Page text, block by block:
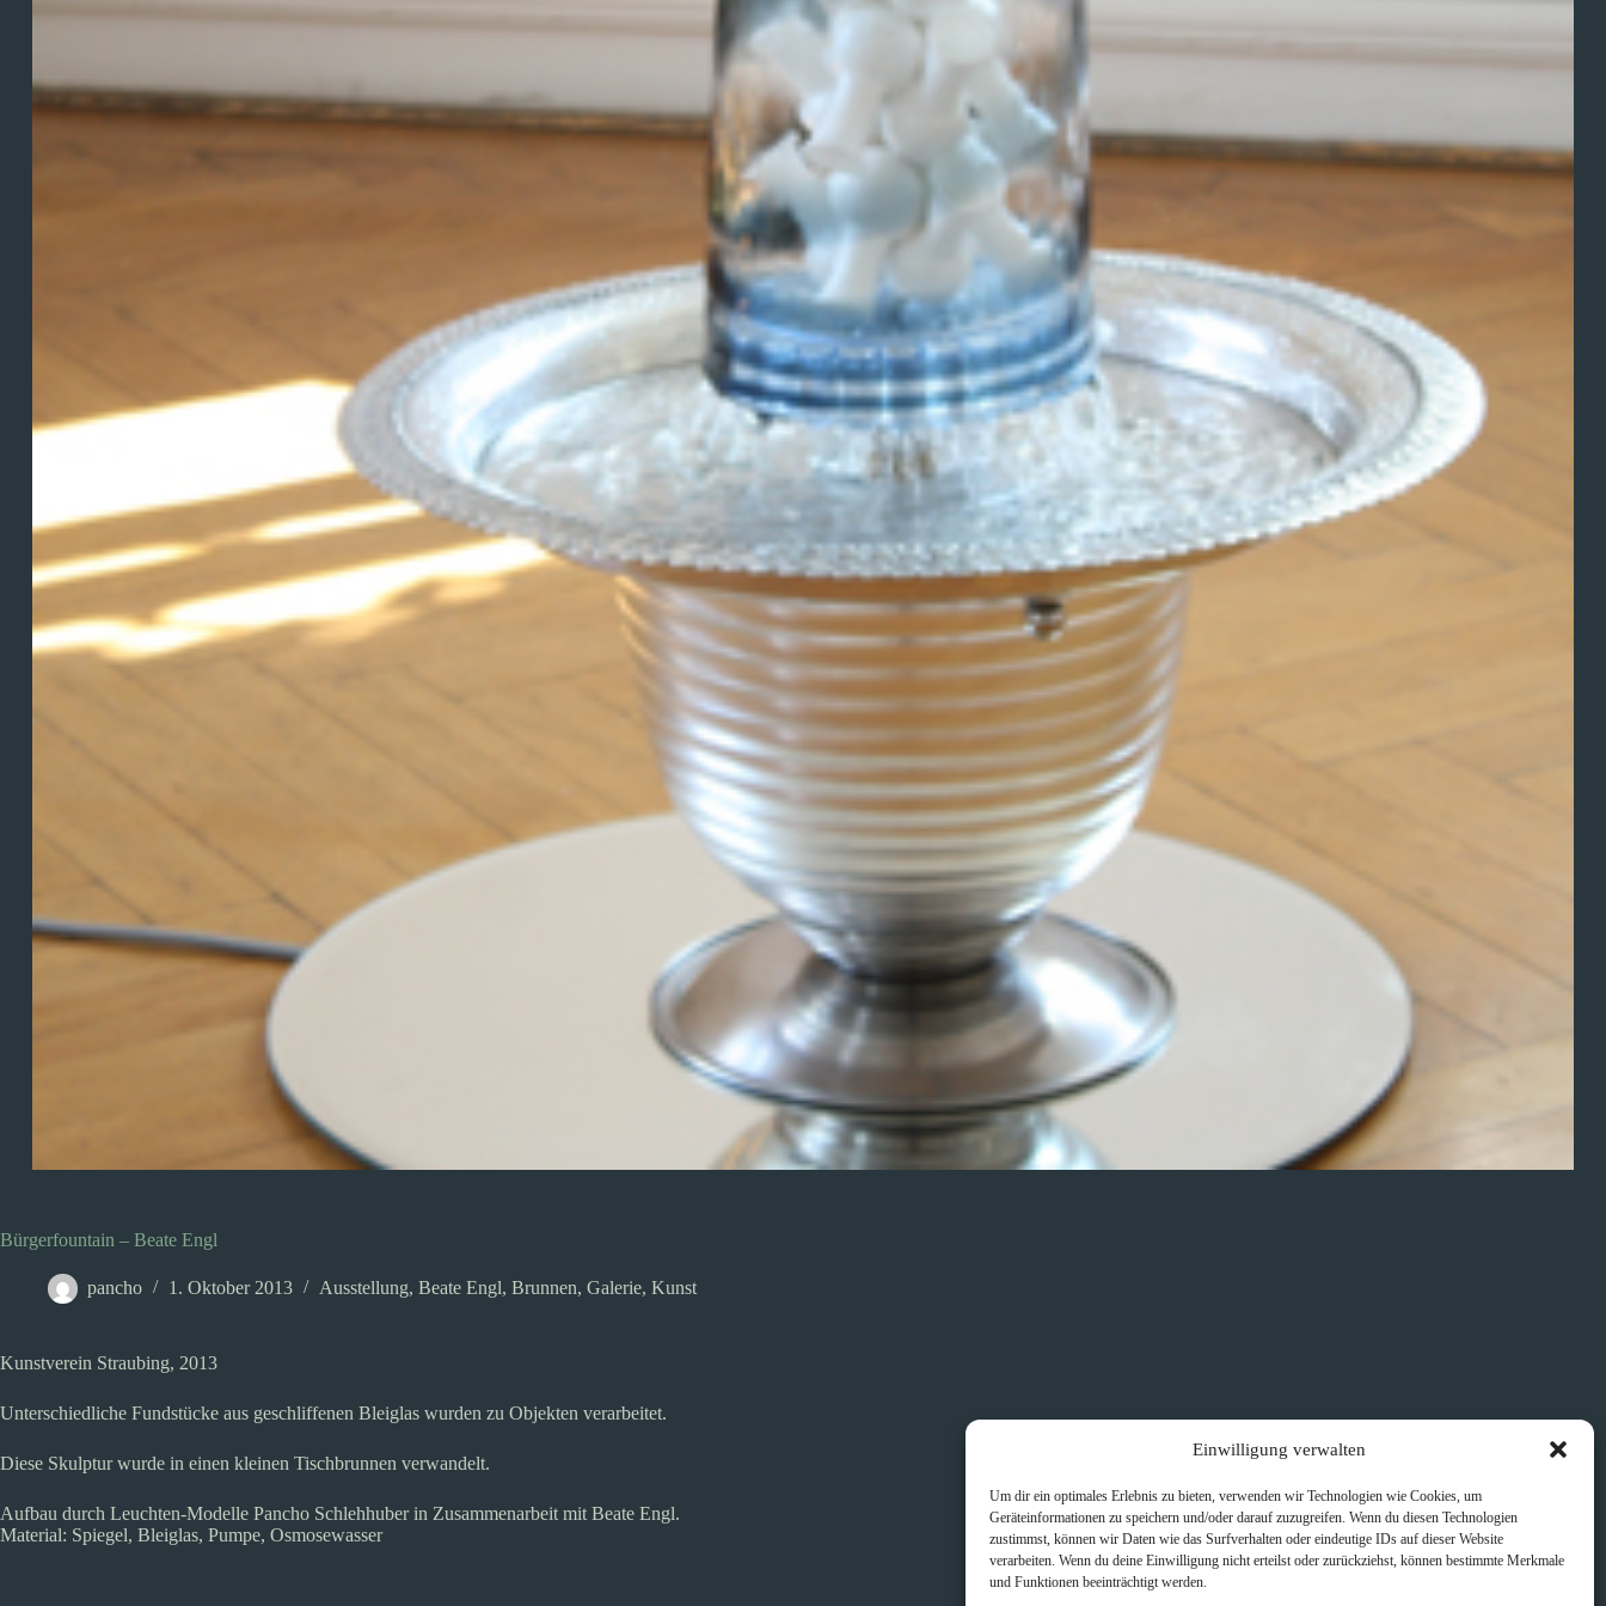
Einwilligung verwalten
Um dir ein optimales Erlebnis zu bieten, verwenden wir Technologien wie Cookies, um
Geräteinformationen zu speichern und/oder darauf zuzugreifen. Wenn du diesen Technologien
zustimmst, können wir Daten wie das Surfverhalten oder eindeutige IDs auf dieser Website
verarbeiten. Wenn du deine Einwilligung nicht erteilst oder zurückziehst, können bestimmte Merkmale
und Funktionen beeinträchtigt werden.
Bürgerfountain – Beate Engl
pancho 1. Oktober 2013 Ausstellung, Beate Engl, Brunnen, Galerie, Kunst
Kunstverein Straubing, 2013
Unterschiedliche Fundstücke aus geschliffenen Bleiglas wurden zu Objekten verarbeitet.
Diese Skulptur wurde in einen kleinen Tischbrunnen verwandelt.
Aufbau durch Leuchten-Modelle Pancho Schlehhuber in Zusammenarbeit mit Beate Engl.
Material: Spiegel, Bleiglas, Pumpe, Osmosewasser